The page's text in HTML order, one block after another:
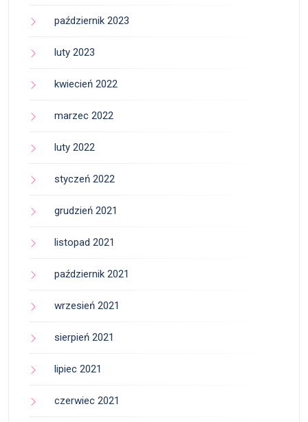
październik 2023
luty 2023
kwiecień 2022
marzec 2022
luty 2022
styczeń 2022
grudzień 2021
listopad 2021
październik 2021
wrzesień 2021
sierpień 2021
lipiec 2021
czerwiec 2021